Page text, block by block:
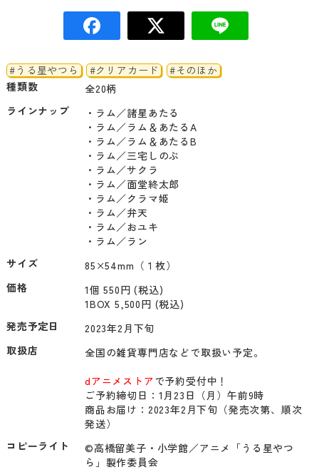
#うる星やつら #クリアカード
#そのほか
種類数
全20柄
ラインナップ
・ラム／諸星あたる
・ラム／ラム＆あたるA
・ラム／ラム＆あたるB
・ラム／三宅しのぶ
・ラム／サクラ
・ラム／面堂終太郎
・ラム／クラマ姫
・ラム／弁天
・ラム／おユキ
・ラム／ラン
サイズ
85×54mm（１枚）
価格
1個 550円 (税込)
1BOX 5,500円 (税込)
発売予定日
2023年2月下旬
取扱店
全国の雑貨専門店などで取扱い予定。
dアニメストア で予約受付中！
ご予約締切日：1月23日（月）午前9時
商品お届け：2023年2月下旬（発売次第、順次
発送）
コピーライト
©高橋留美子・小学館／アニメ「うる星やつ
ら」製作委員会